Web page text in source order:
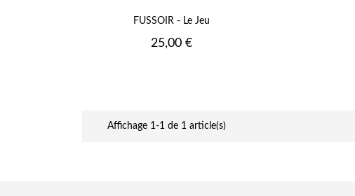
FUSSOIR - Le Jeu
Prix
25,00 €
Affichage 1-1 de 1 article(s)